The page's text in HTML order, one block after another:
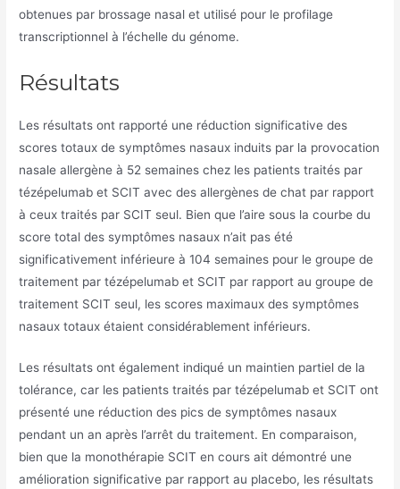
obtenues par brossage nasal et utilisé pour le profilage
transcriptionnel à l’échelle du génome.
Résultats
Les résultats ont rapporté une réduction significative des
scores totaux de symptômes nasaux induits par la provocation
nasale allergène à 52 semaines chez les patients traités par
tézépelumab et SCIT avec des allergènes de chat par rapport
à ceux traités par SCIT seul. Bien que l’aire sous la courbe du
score total des symptômes nasaux n’ait pas été
significativement inférieure à 104 semaines pour le groupe de
traitement par tézépelumab et SCIT par rapport au groupe de
traitement SCIT seul, les scores maximaux des symptômes
nasaux totaux étaient considérablement inférieurs.
Les résultats ont également indiqué un maintien partiel de la
tolérance, car les patients traités par tézépelumab et SCIT ont
présenté une réduction des pics de symptômes nasaux
pendant un an après l’arrêt du traitement. En comparaison,
bien que la monothérapie SCIT en cours ait démontré une
amélioration significative par rapport au placebo, les résultats